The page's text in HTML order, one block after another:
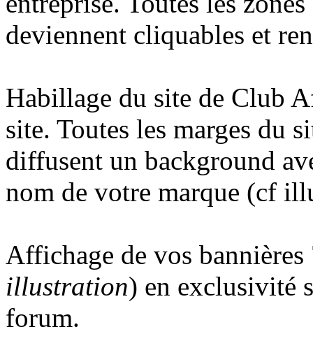
deviennent cliquables et
Habillage du site de Club
site. Toutes les marges du
diffusent un background
nom de votre marque (cf
Affichage de vos bannières
illustration) en exclusivité
forum.